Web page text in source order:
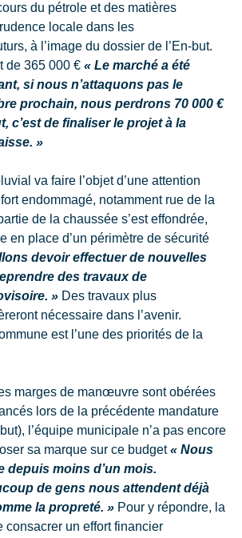
du pétrole et des matières
locale dans les
à l’image du dossier de l’En-but.
de 365 000 € « Le marché a été
si nous n’attaquons pas le
prochain, nous perdrons 70 000 €
c’est de finaliser le projet à la
»
va faire l’objet d’une attention
endommagé, notamment rue de la
de la chaussée s’est effondrée,
en place d’un périmètre de sécurité
devoir effectuer de nouvelles
des travaux de
»Des travaux plus
nécessaire dans l’avenir.
est l’une des priorités de la
marges de manœuvre sont obérées
lors de la précédente mandature
l’équipe municipale n’a pas encore
sa marque sur ce budget« Nous
depuis moins d’un mois.
de gens nous attendent déjà
la propreté. »Pour y répondre, la
consacrer un effort financier